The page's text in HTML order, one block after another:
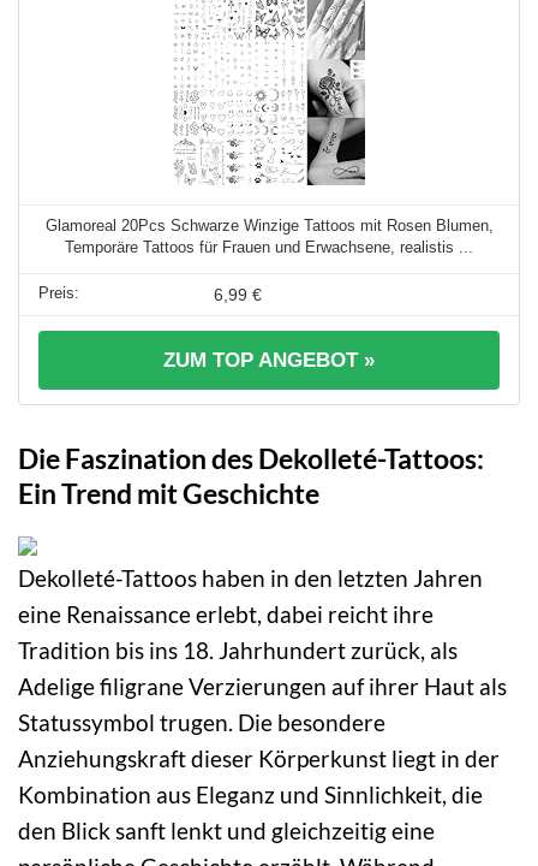
Glamoreal 20Pcs Schwarze Winzige Tattoos mit Rosen Blumen,
Temporäre Tattoos für Frauen und Erwachsene, realistis ...
6,99 €
ZUM TOP ANGEBOT »
Die Faszination des Dekolleté-Tattoos:
Ein Trend mit Geschichte
Dekolleté-Tattoos haben in den letzten Jahren
eine Renaissance erlebt, dabei reicht ihre
Tradition bis ins 18. Jahrhundert zurück, als
Adelige filigrane Verzierungen auf ihrer Haut als
Statussymbol trugen. Die besondere
Anziehungskraft dieser Körperkunst liegt in der
Kombination aus Eleganz und Sinnlichkeit, die
den Blick sanft lenkt und gleichzeitig eine